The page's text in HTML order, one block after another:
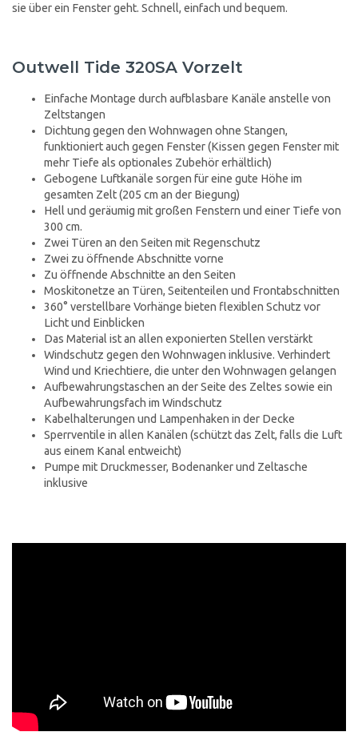
sie über ein Fenster geht. Schnell, einfach und bequem.
Outwell Tide 320SA Vorzelt
Einfache Montage durch aufblasbare Kanäle anstelle von
Zeltstangen
Dichtung gegen den Wohnwagen ohne Stangen,
funktioniert auch gegen Fenster (Kissen gegen Fenster mit
mehr Tiefe als optionales Zubehör erhältlich)
Gebogene Luftkanäle sorgen für eine gute Höhe im
gesamten Zelt (205 cm an der Biegung)
Hell und geräumig mit großen Fenstern und einer Tiefe von
300 cm.
Zwei Türen an den Seiten mit Regenschutz
Zwei zu öffnende Abschnitte vorne
Zu öffnende Abschnitte an den Seiten
Moskitonetze an Türen, Seitenteilen und Frontabschnitten
360° verstellbare Vorhänge bieten flexiblen Schutz vor
Licht und Einblicken
Das Material ist an allen exponierten Stellen verstärkt
Windschutz gegen den Wohnwagen inklusive. Verhindert
Wind und Kriechtiere, die unter den Wohnwagen gelangen
Aufbewahrungstaschen an der Seite des Zeltes sowie ein
Aufbewahrungsfach im Windschutz
Kabelhalterungen und Lampenhaken in der Decke
Sperrventile in allen Kanälen (schützt das Zelt, falls die Luft
aus einem Kanal entweicht)
Pumpe mit Druckmesser, Bodenanker und Zeltasche
inklusive